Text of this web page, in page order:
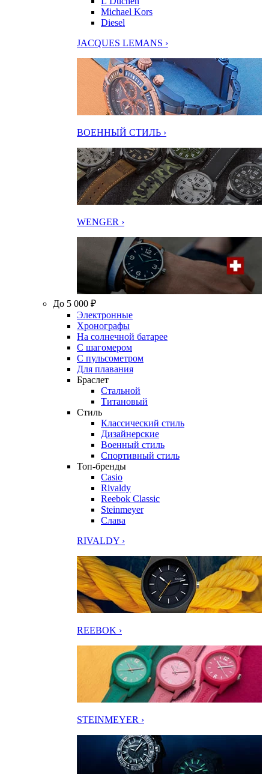
Michael Kors
Diesel
JACQUES LEMANS ›
ВОЕННЫЙ СТИЛЬ ›
WENGER ›
До 5 000 ₽
Электронные
Хронографы
На солнечной батарее
С шагомером
С пульсометром
Для плавания
Браслет
Стальной
Титановый
Стиль
Классический стиль
Дизайнерские
Военный стиль
Спортивный стиль
Топ-бренды
Casio
Rivaldy
Reebok Classic
Steinmeyer
Слава
RIVALDY ›
REEBOK ›
STEINMEYER ›